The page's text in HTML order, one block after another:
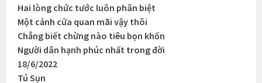
Hai lòng chức tước luôn phân biệt
Một cảnh cửa quan mãi vậy thôi
Chẳng biết chừng nào tiêu bọn khốn
Người dân hạnh phúc nhất trong đời
18/6/2022
Tú Sụn